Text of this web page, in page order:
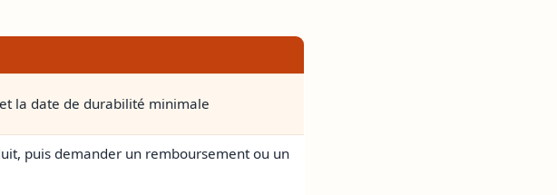
la date de durabilité minimale
puis demander un remboursement ou un